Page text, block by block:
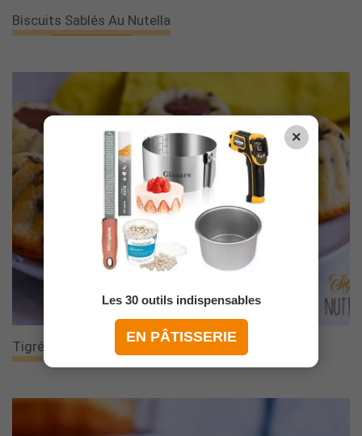
Biscuits Sablés Au Nutella
Tigrés Au Nutella (ou Au Chocolat)
×
Les 30 outils indispensables
EN PÂTISSERIE